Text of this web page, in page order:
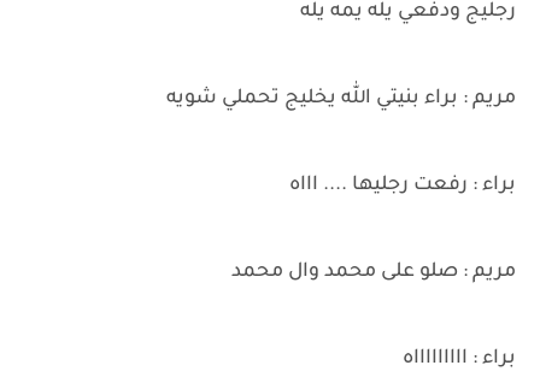
رجليج ودفعي يله يمه يله
مريم : براء بنيتي الله يخليج تحملي شويه
براء : رفعت رجليها .... اااه
مريم : صلو على محمد وال محمد
براء : اااااااااه